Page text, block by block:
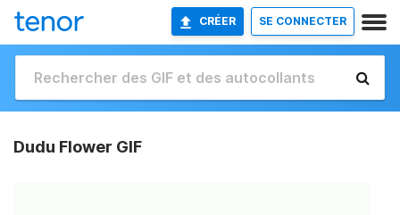
CRÉER SE CONNECTER
Dudu Flower GIF